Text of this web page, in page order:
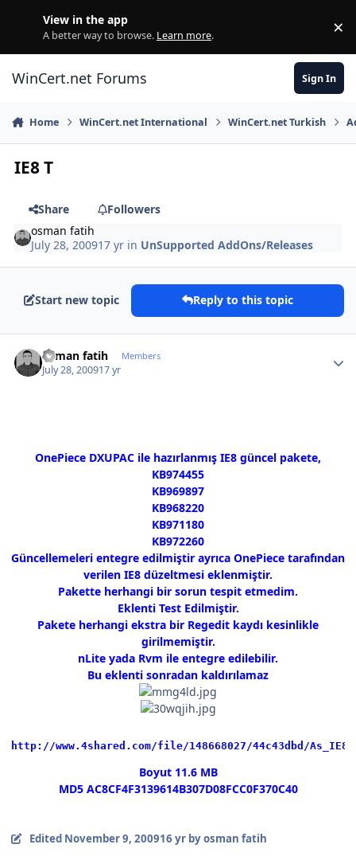
View in the app
A better way to browse. Learn more. ×
WinCert.net Forums Sign In
Home WinCert.net International WinCert.net Turkish
IE8 T
Share
Followers
osman fatih
July 28, 200917 yr in UnSupported AddOns/Releases
Start new topic Reply to this topic
osman fatih Members
July 28, 200917 yr
OnePiece DXUPAC ile hazırlanmış IE8 güncel pakete,
KB974455
KB969897
KB968220
KB971180
KB972260
Güncellemeleri entegre edilmiştir ayrıca OnePiece tarafından
verilen IE8 düzeltmesi eklenmiştir.
Pakette herhangi bir sorun tespit etmedim.
Eklenti Test Edilmiştir.
Pakete herhangi ekstra bir Regedit kaydı kesinlikle
girilmemiştir.
nLite yada Rvm ile entegre edilebilir.
Bu eklenti sonradan kaldırılamaz
http://www.4shared.com/file/148668027/44c43dbd/
Boyut 11.6 MB
MD5 AC8CF4F3139614B307D08FCC0F370C40
Edited November 9, 200916 yrby osman fatih